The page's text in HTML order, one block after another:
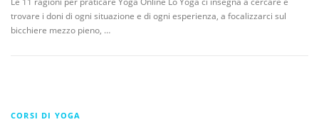
trovare i doni di ogni situazione e di ogni esperienza, a focalizzarci sul
bicchiere mezzo pieno, …
CORSI DI YOGA